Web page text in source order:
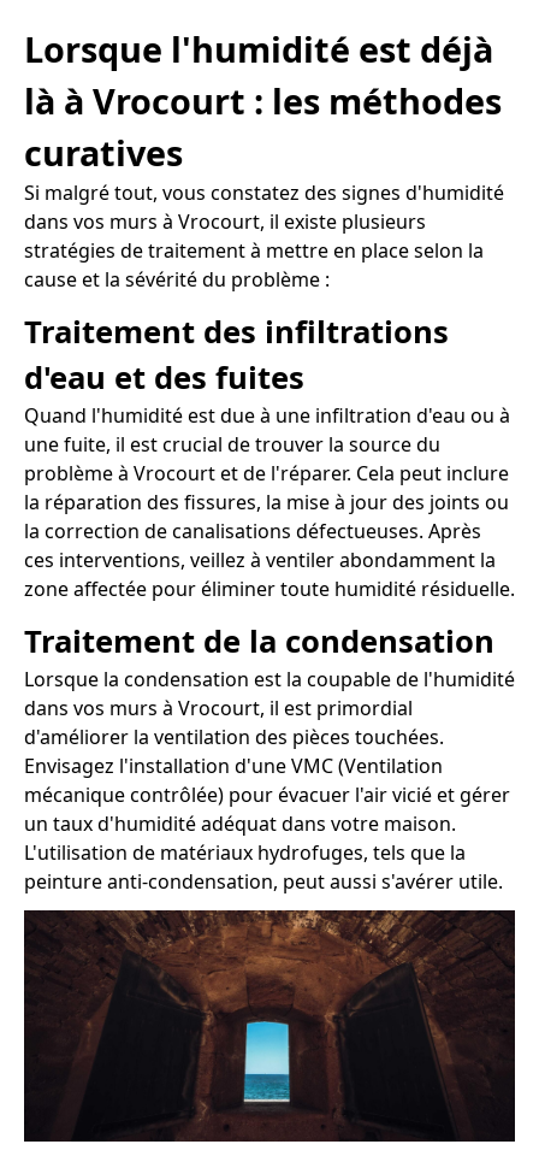
Lorsque l'humidité est déjà
là à Vrocourt : les méthodes
curatives
Si malgré tout, vous constatez des signes d'humidité
dans vos murs à Vrocourt, il existe plusieurs
stratégies de traitement à mettre en place selon la
cause et la sévérité du problème :
Traitement des infiltrations
d'eau et des fuites
Quand l'humidité est due à une infiltration d'eau ou à
une fuite, il est crucial de trouver la source du
problème à Vrocourt et de l'réparer. Cela peut inclure
la réparation des fissures, la mise à jour des joints ou
la correction de canalisations défectueuses. Après
ces interventions, veillez à ventiler abondamment la
zone affectée pour éliminer toute humidité résiduelle.
Traitement de la condensation
Lorsque la condensation est la coupable de l'humidité
dans vos murs à Vrocourt, il est primordial
d'améliorer la ventilation des pièces touchées.
Envisagez l'installation d'une VMC (Ventilation
mécanique contrôlée) pour évacuer l'air vicié et gérer
un taux d'humidité adéquat dans votre maison.
L'utilisation de matériaux hydrofuges, tels que la
peinture anti-condensation, peut aussi s'avérer utile.